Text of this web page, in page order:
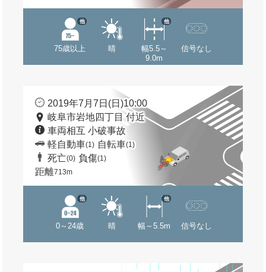
75歳以上
他
晴
幅5.5～
9.0m
他
信号なし
2019年7月7日(日)10:00
岐阜市岩地四丁目 付近
車両相互 小破事故
軽自動車(1) 自転車(1)
死亡(0) 負傷(1)
距離713m
0～24歳
他
晴 幅～5.5m
他
信号なし